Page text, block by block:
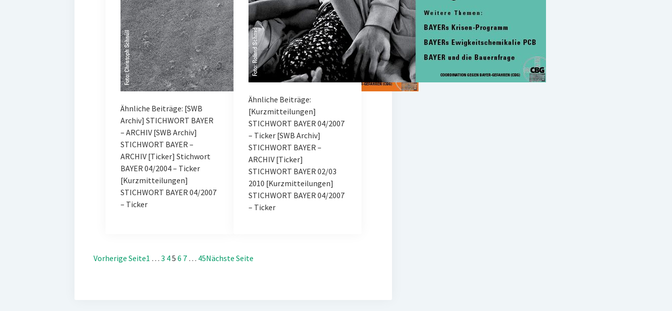
Ähnliche Beiträge: [SWB
Archiv] STICHWORT BAYER
– ARCHIV [SWB Archiv]
STICHWORT BAYER –
ARCHIV [Ticker] Stichwort
BAYER 04/2004 – Ticker
[Kurzmitteilungen]
STICHWORT BAYER 04/2007
– Ticker
Ähnliche Beiträge:
[Kurzmitteilungen]
STICHWORT BAYER 04/2007
– Ticker [SWB Archiv]
STICHWORT BAYER –
ARCHIV [Ticker]
STICHWORT BAYER 02/03
2010 [Kurzmitteilungen]
STICHWORT BAYER 04/2007
– Ticker
Vorherige Seite1 … 3 45 6 7 … 45Nächste Seite